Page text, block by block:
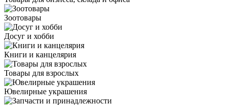
Зоотовары
Досуг и хобби
Книги и канцелярия
Товары для взрослых
Ювелирные украшения